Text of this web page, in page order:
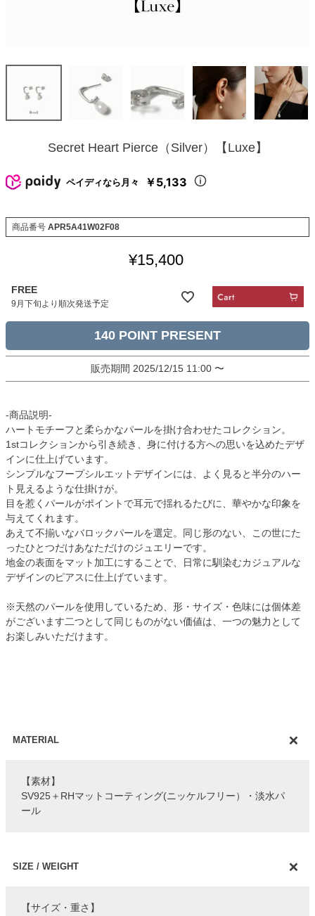
Secret Heart Pierce（Silver）【Luxe】
ペイディなら月々 ￥5,133
商品番号 APR5A41W02F08
¥15,400
FREE
9月下旬より順次発送予定
140
販売期間 2025/12/15 11:00 〜
-商品説明-
ハートモチーフと柔らかなパールを掛け合わせたコレクション。
1stコレクションから引き続き、身に付ける方への思いを込めたデザ
インに仕上げています。
シンプルなフープシルエットデザインには、よく見ると半分のハー
ト見えるような仕掛けが。
目を惹くパールがポイントで耳元で揺れるたびに、華やかな印象を
与えてくれます。
あえて不揃いなバロックパールを選定。同じ形のない、この世にた
ったひとつだけあなただけのジュエリーです。
地金の表面をマット加工にすることで、日常に馴染むカジュアルな
デザインのピアスに仕上げています。
※天然のパールを使用しているため、形・サイズ・色味には個体差
がございます二つとして同じものがない価値は、一つの魅力として
お楽しみいただけます。
MATERIAL
【素材】
SV925＋RHマットコーティング(ニッケルフリー）・淡水パ
ール
SIZE / WEIGHT
【サイズ・重さ】